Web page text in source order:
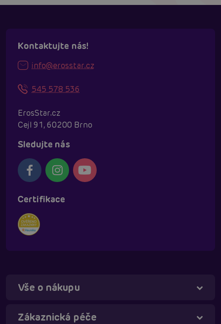
Kontaktujte nás!
info@erosstar.cz
545 578 536
ErosStar.cz
Cejl 91, 60200 Brno
Sledujte nás
Certifikace
Vše o nákupu
Zákaznická péče
Táňa - virtuální asistentka